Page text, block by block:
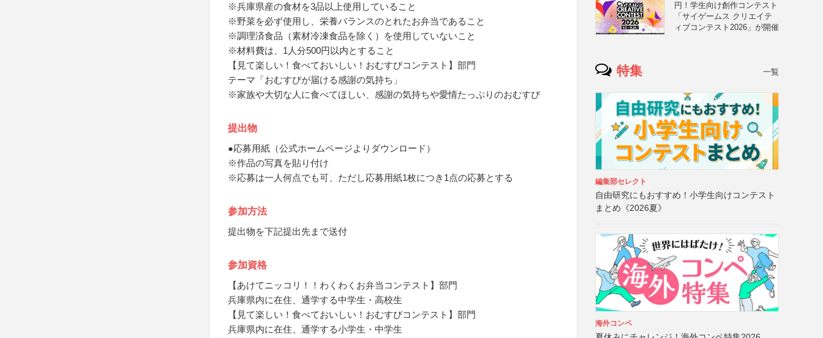
※兵庫県産の食材を3品以上使用していること
※野菜を必ず使用し、栄養バランスのとれたお弁当であること
※調理済食品（素材冷凍食品を除く）を使用していないこと
※材料費は、1人分500円以内とすること
【見て楽しい！食べておいしい！おむすびコンテスト】部門
テーマ「おむすびが届ける感謝の気持ち」
※家族や大切な人に食べてほしい、感謝の気持ちや愛情たっぷりのおむすび
提出物
●応募用紙（公式ホームページよりダウンロード）
※作品の写真を貼り付け
※応募は一人何点でも可、ただし応募用紙1枚につき1点の応募とする
参加方法
提出物を下記提出先まで送付
参加資格
【あけてニッコリ！！わくわくお弁当コンテスト】部門
兵庫県内に在住、通学する中学生・高校生
【見て楽しい！食べておいしい！おむすびコンテスト】部門
兵庫県内に在住、通学する小学生・中学生
円！学生向け創作コンテスト
「サイゲームス クリエイテ
ィブコンテスト2026」が開催
特集 一覧
編集部セレクト
自由研究にもおすすめ！小学生向けコンテスト
まとめ《2026夏》
海外コンペ